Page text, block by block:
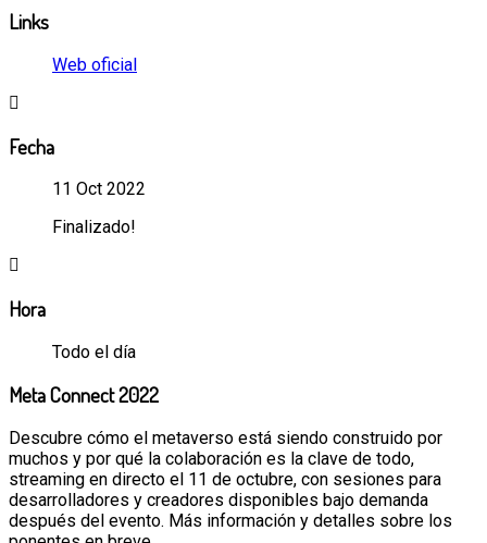
Links
Web oficial
Fecha
11 Oct 2022
Finalizado!
Hora
Todo el día
Meta Connect 2022
Descubre cómo el metaverso está siendo construido por
muchos y por qué la colaboración es la clave de todo,
streaming en directo el 11 de octubre, con sesiones para
desarrolladores y creadores disponibles bajo demanda
después del evento. Más información y detalles sobre los